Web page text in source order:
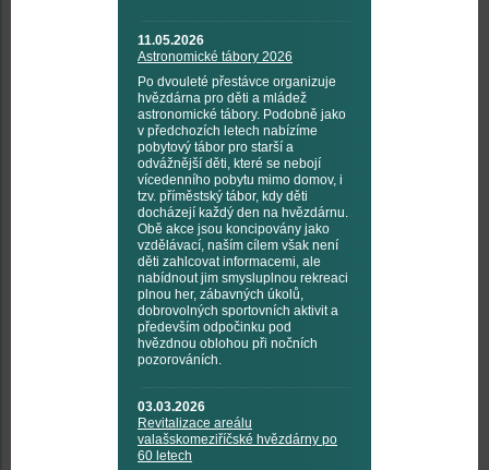
11.05.2026
Astronomické tábory 2026
Po dvouleté přestávce organizuje
hvězdárna pro děti a mládež
astronomické tábory. Podobně jako
v předchozích letech nabízíme
pobytový tábor pro starší a
odvážnější děti, které se nebojí
vícedenního pobytu mimo domov, i
tzv. příměstský tábor, kdy děti
docházejí každý den na hvězdárnu.
Obě akce jsou koncipovány jako
vzdělávací, naším cílem však není
děti zahlcovat informacemi, ale
nabídnout jim smysluplnou rekreaci
plnou her, zábavných úkolů,
dobrovolných sportovních aktivit a
především odpočinku pod
hvězdnou oblohou při nočních
pozorováních.
03.03.2026
Revitalizace areálu
valašskomeziříčské hvězdárny po
60 letech